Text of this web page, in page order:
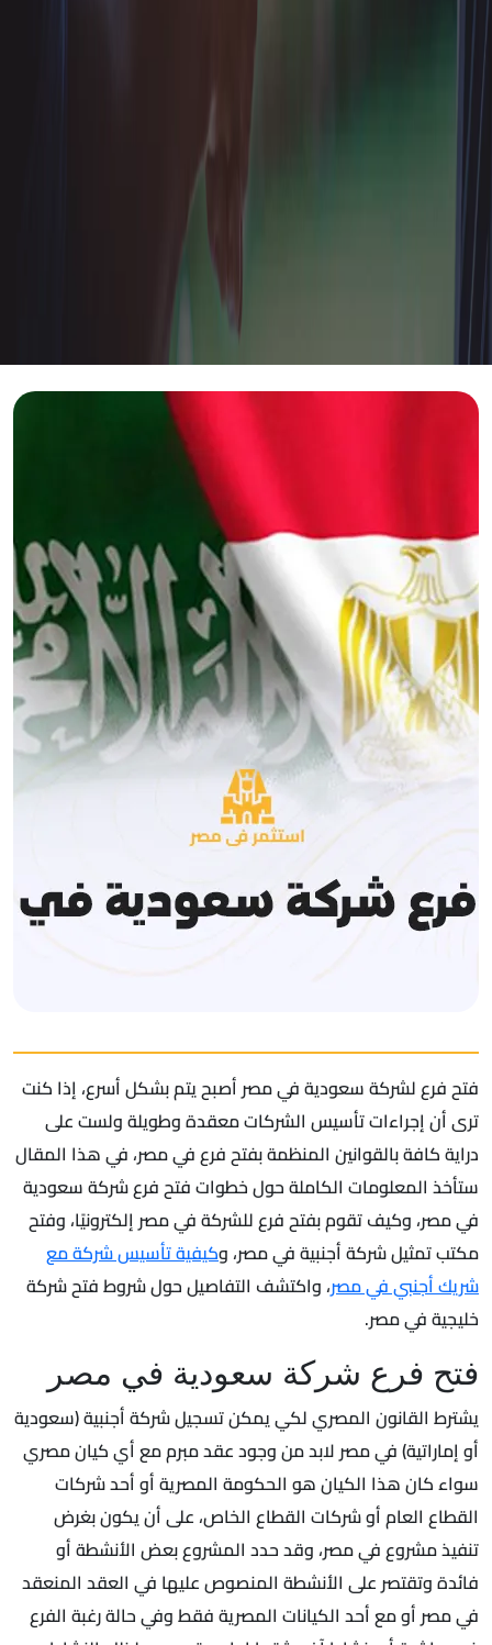
فتح فرع لشركة سعودية في مصر أصبح يتم بشكل أسرع، إذا كنت
ترى أن إجراءات تأسيس الشركات معقدة وطويلة ولست على
دراية كافة بالقوانين المنظمة بفتح فرع في مصر، في هذا المقال
ستأخذ المعلومات الكاملة حول خطوات فتح فرع شركة سعودية
في مصر، وكيف تقوم بفتح فرع للشركة في مصر إلكترونيًا، وفتح
مكتب تمثيل شركة أجنبية في مصر، وكيفية تأسيس شركة مع
شريك أجنبي في مصر، واكتشف التفاصيل حول شروط فتح شركة
خليجية في مصر.
فتح فرع شركة سعودية في مصر
يشترط القانون المصري لكي يمكن تسجيل شركة أجنبية (سعودية
أو إماراتية) في مصر لابد من وجود عقد مبرم مع أي كيان مصري
سواء كان هذا الكيان هو الحكومة المصرية أو أحد شركات
القطاع العام أو شركات القطاع الخاص، على أن يكون بغرض
تنفيذ مشروع في مصر، وقد حدد المشروع بعض الأنشطة أو
فائدة وتقتصر على الأنشطة المنصوص عليها في العقد المنعقد
في مصر أو مع أحد الكيانات المصرية فقط وفي حالة رغبة الفرع